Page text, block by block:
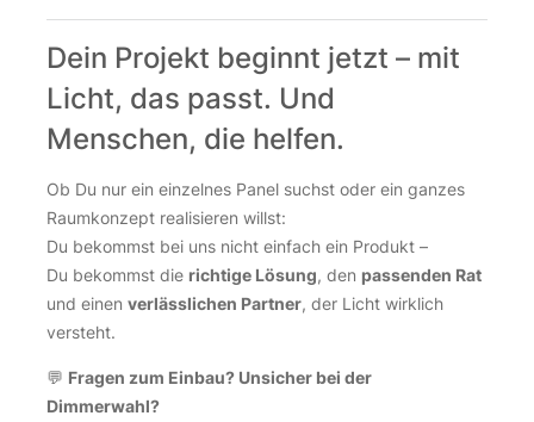
Dein Projekt beginnt jetzt – mit
Licht, das passt. Und
Menschen, die helfen.
Ob Du nur ein einzelnes Panel suchst oder ein ganzes
Raumkonzept realisieren willst:
Du bekommst bei uns nicht einfach ein Produkt –
Du bekommst die richtige Lösung, den passenden Rat
und einen verlässlichen Partner, der Licht wirklich
versteht.
💬 Fragen zum Einbau? Unsicher bei der
Dimmerwahl?